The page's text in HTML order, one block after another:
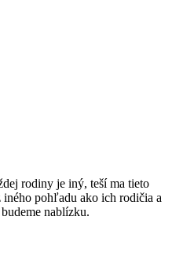
rodiny je iný, teší ma tieto
pohľadu ako ich rodičia a
nablízku.